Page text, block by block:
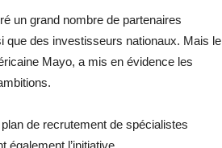
un grand nombre de partenaires
que des investisseurs nationaux. Mais le
Mayo, a mis en évidence les
de recrutement de spécialistes
également l’initiative.